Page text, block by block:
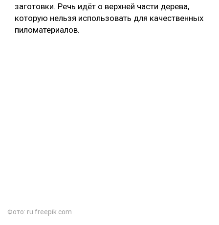
заготовки. Речь идёт о верхней части дерева,
которую нельзя использовать для качественных
пиломатериалов.
Фото: ru.freepik.com